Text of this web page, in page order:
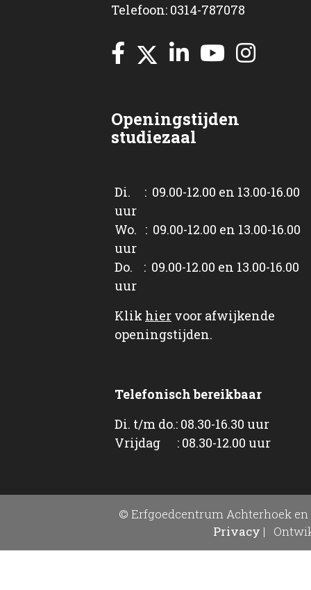
Telefoon: 0314-787078
Openingstijden
studiezaal
Di. : 09.00-12.00 en 13.00-16.00
uur
Wo. : 09.00-12.00 en 13.00-16.00
uur
Do. : 09.00-12.00 en 13.00-16.00
uur
Klik hier voor afwijkende
openingstijden.
Telefonisch bereikbaar
Di. t/m do.: 08.30-16.30 uur
Vrijdag : 08.30-12.00 uur
© Erfgoedcentrum Achterhoek en
Privacy |